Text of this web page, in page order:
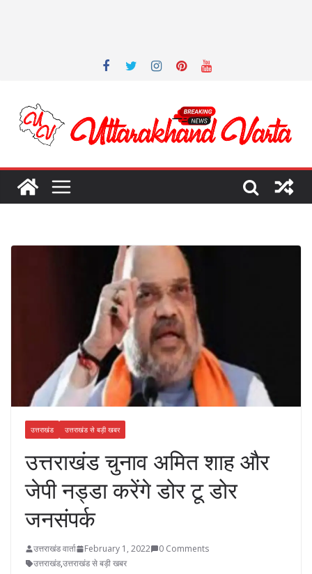
उत्तराखंड उत्तराखंड से बड़ी खबर
उत्तराखंड चुनाव अमित शाह और
जेपी नड्डा करेंगे डोर टू डोर
जनसंपर्क
उत्तराखंड वार्ता February 1, 2022
0 Comments
उत्तराखंड,उत्तराखंड से बड़ी खबर